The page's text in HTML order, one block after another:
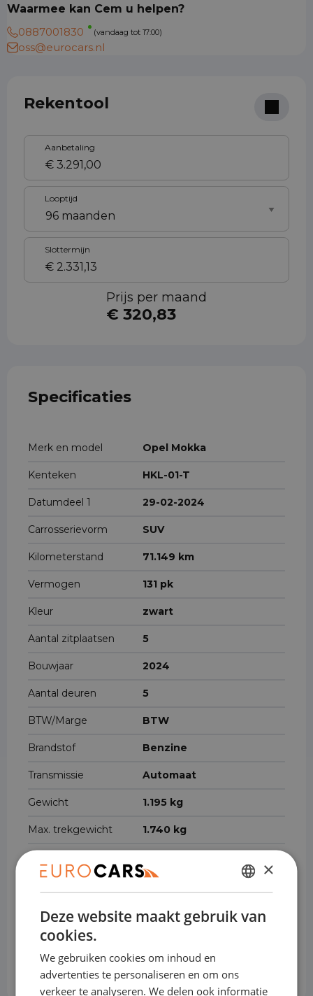
Waarmee kan Cem u helpen?
0887001830
(vandaag tot 17:00)
oss@eurocars.nl
Rekentool
Aanbetaling
Looptijd
Slottermijn
Prijs per maand
€ 320,83
Specificaties
Merk en model Opel Mokka
Kenteken HKL-01-T
Datumdeel 1 29-02-2024
Carrosserievorm SUV
Kilometerstand 71.149 km
Vermogen 131 pk
Kleur zwart
Aantal zitplaatsen 5
Bouwjaar 2024
Aantal deuren 5
BTW/Marge BTW
Brandstof Benzine
Transmissie Automaat
Gewicht 1.195 kg
Max. trekgewicht 1.740 kg
Voertuiglengte 415 cm
Voertuig hoogte
Ligbad laadruimte 667 cm
DUTCH
ENGLISH
×
Deze website maakt gebruik van
cookies.
We gebruiken cookies om inhoud en
advertenties te personaliseren en om ons
verkeer te analyseren. We delen ook informatie